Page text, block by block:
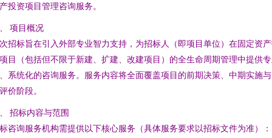
投资项目管理咨询服务。
项目概况
招标旨在引入外部专业智力支持，为招标人（即项目单位）在固定资
目（包括但不限于新建、扩建、改建项目）的全生命周期管理中提供
系统化的咨询服务。服务内容将全面覆盖项目的前期决策、中期实施
价阶段。
招标内容与范围
咨询服务机构需提供以下核心服务（具体服务要求以招标文件为准）：